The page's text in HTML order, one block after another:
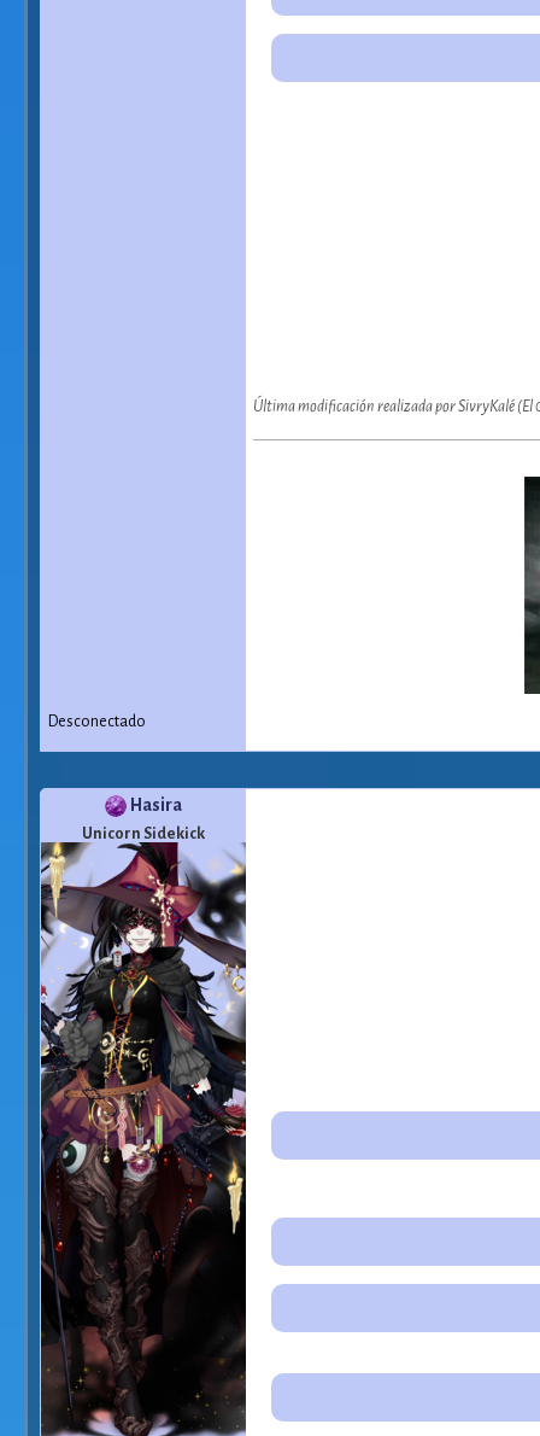
Última modificación realizada por SivryKalé
Desconectado
Hasira
Unicorn Sidekick